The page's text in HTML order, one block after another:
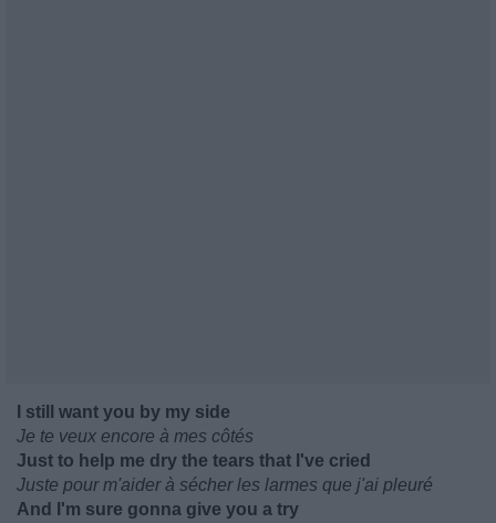
I still want you by my side
Je te veux encore à mes côtés
Just to help me dry the tears that I've cried
Juste pour m'aider à sécher les larmes que j'ai pleuré
And I'm sure gonna give you a try